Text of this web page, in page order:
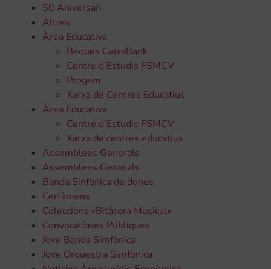
50 Aniversari
Altres
Àrea Educativa
Beques CaixaBank
Centre d'Estudis FSMCV
Progem
Xarxa de Centres Educatius
Àrea Educativa
Centre d'Estudis FSMCV
Xarxa de centres educatius
Assemblees Generals
Assemblees Generals
Banda Sinfònica de dones
Certàmens
Coleccions «Bitàcora Musical»
Convocatòries Públiques
Jove Banda Simfònica
Jove Orquestra Simfònica